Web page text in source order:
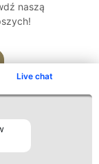
Live chat
naszą